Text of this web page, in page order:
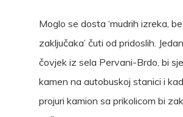
Moglo se dosta ‘mudrih izreka,
zaključaka’ čuti od pridoslih.
čovjek iz sela Pervani-Brdo, bi
kamen na autobuskoj stanici i
projuri kamion sa prikolicom bi